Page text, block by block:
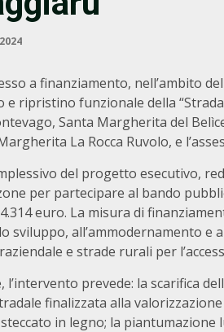
a finanziamento, nell’ambito
e ripristino funzionale della
Santa Margherita del
La Rocca Ruvolo, e
del progetto esecutivo,
per partecipare al bando
euro. La misura di
sviluppo, all’ammodernamento e
e strade rurali per
l’intervento prevede: la scarifica
finalizzata alla
in legno; la